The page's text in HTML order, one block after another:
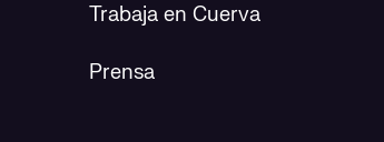
Trabaja en Cuerva
Prensa